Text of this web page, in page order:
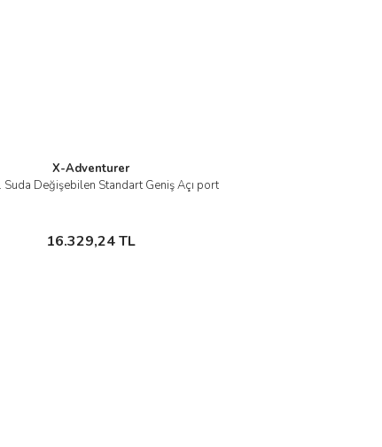
X-Adventurer
Suda Değişebilen Standart Geniş Açı port
16.329,24 TL
İncele
Sepete Ekle